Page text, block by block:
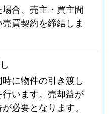
合、売主・買主間
買契約を締結しま
に物件の引き渡し
います。売却益が
必要となります。